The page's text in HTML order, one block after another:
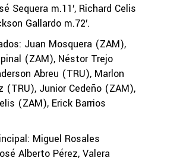
Sequera m.11′, Richard Celis
Gallardo m.72′.
Juan Mosquera (ZAM),
(ZAM), Néstor Trejo
Abreu (TRU), Marlon
(TRU), Junior Cedeño (ZAM),
(ZAM), Erick Barrios
Miguel Rosales
Alberto Pérez, Valera